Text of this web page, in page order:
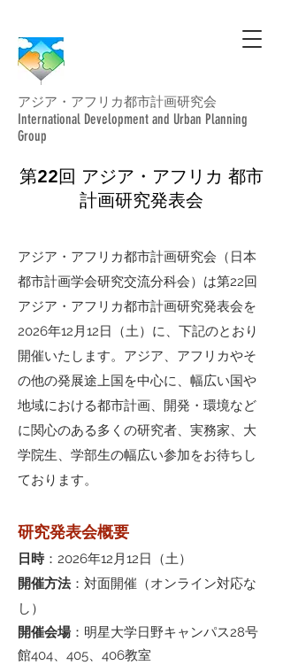
アジア・アフリカ都市計画研究会
International Development and Urban Planning
Group
第22回 アジア・アフリカ 都市
計画研究発表会
アジア・アフリカ都市計画研究会（日本
都市計画学会研究交流分科会）は第22回
アジア・アフリカ都市計画研究発表会を
2026年12月12日（土）に、下記のとおり
開催いたします。アジア、アフリカやそ
の他の発展途上国を中心に、幅広い国や
地域における都市計画、開発・環境など
に関心のある多くの研究者、実務家、大
学院生、学部生の幅広い参加をお待ちし
ております。
研究発表会概要
日時：2026年12月12日（土）
開催方法：対面開催（オンライン対応な
し）
開催会場： 明星大学日野キャンパス28号
館404、405、406教室